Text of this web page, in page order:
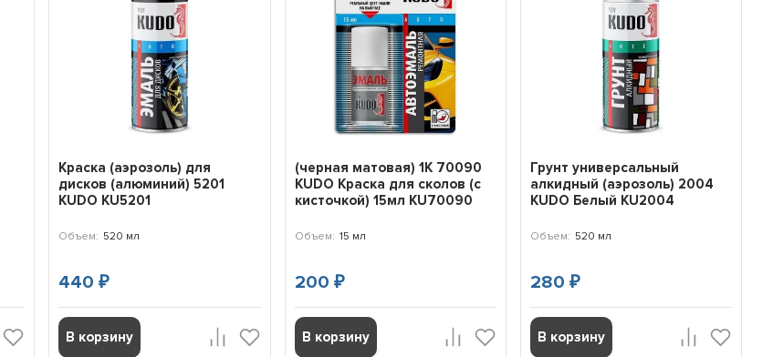
Краска (аэрозоль) для
дисков (алюминий) 5201
KUDO KU5201
Объем: 520 мл
440₽
В корзину
(черная матовая) 1К 70090
KUDO Краска для сколов (с
кисточкой) 15мл KU70090
Объем: 15 мл
200 ₽
В корзину
Грунт универсальный
алкидный (аэрозоль) 2004
KUDO Белый KU2004
Объем: 520 мл
280 ₽
В корзину